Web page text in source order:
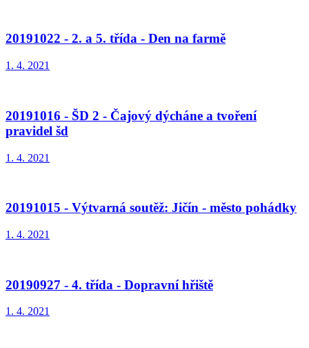
20191022 - 2. a 5. třída - Den na farmě
1. 4. 2021
20191016 - ŠD 2 - Čajový dýcháne a tvoření
pravidel šd
1. 4. 2021
20191015 - Výtvarná soutěž: Jičín - město pohádky
1. 4. 2021
20190927 - 4. třída - Dopravní hřiště
1. 4. 2021